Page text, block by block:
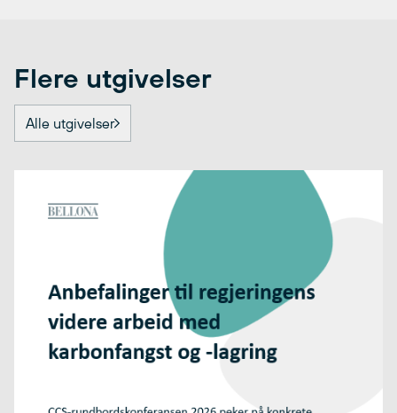
Flere utgivelser
Alle utgivelser